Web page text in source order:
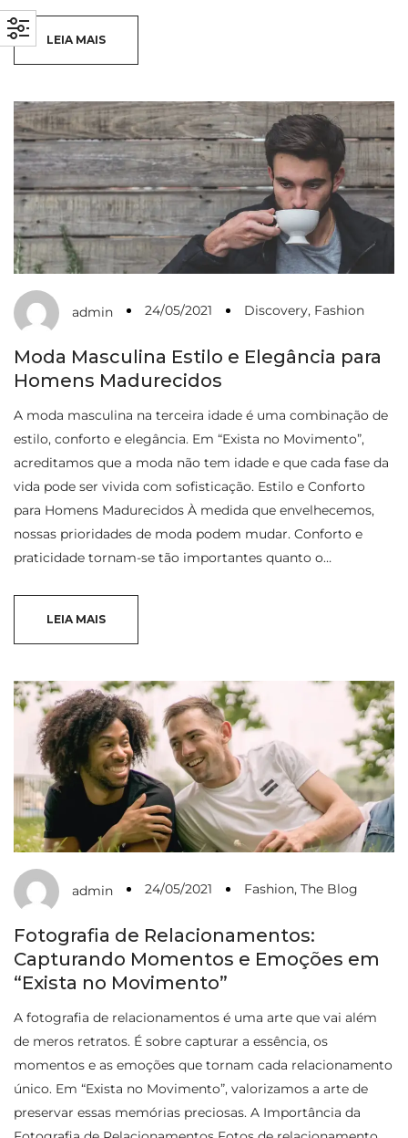
LEIA MAIS
admin 24/05/2021 Discovery, Fashion
Moda Masculina Estilo e Elegância para
Homens Madurecidos
A moda masculina na terceira idade é uma combinação de
estilo, conforto e elegância. Em “Exista no Movimento”,
acreditamos que a moda não tem idade e que cada fase da
vida pode ser vivida com sofisticação. Estilo e Conforto
para Homens Madurecidos À medida que envelhecemos,
nossas prioridades de moda podem mudar. Conforto e
praticidade tornam-se tão importantes quanto o…
LEIA MAIS
admin 24/05/2021 Fashion, The Blog
Fotografia de Relacionamentos:
Capturando Momentos e Emoções em
“Exista no Movimento”
A fotografia de relacionamentos é uma arte que vai além
de meros retratos. É sobre capturar a essência, os
momentos e as emoções que tornam cada relacionamento
único. Em “Exista no Movimento”, valorizamos a arte de
preservar essas memórias preciosas. A Importância da